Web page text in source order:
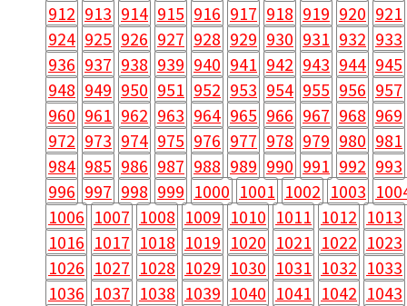
912 913 914 915 916 917 918 919 920 921
924 925 926 927 928 929 930 931 932 933
936 937 938 939 940 941 942 943 944 945
948 949 950 951 952 953 954 955 956 957
960 961 962 963 964 965 966 967 968 969
972 973 974 975 976 977 978 979 980 981
984 985 986 987 988 989 990 991 992 993
996 997 998 999 1000 1001 1002 1003
1006 1007 1008 1009 1010 1011 1012 1013
1016 1017 1018 1019 1020 1021 1022 1023
1026 1027 1028 1029 1030 1031 1032 1033
1036 1037 1038 1039 1040 1041 1042 1043